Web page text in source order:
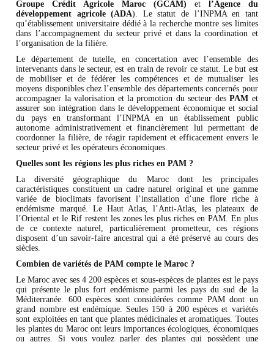
Groupe Crédit Agricole Maroc (GCAM) et l’Agence du
développement agricole (ADA). Le statut de l’INPMA en tant
qu’établissement universitaire dédié à la recherche montre ses limites
dans l’accompagnement du secteur privé et dans la coordination et
l’organisation de la filière.
Le département de tutelle, en concertation avec l’ensemble des
intervenants dans le secteur, est en train de revoir ce statut. Le but est
de mobiliser et de fédérer les compétences et de mutualiser les
moyens disponibles chez l’ensemble des départements concernés pour
accompagner la valorisation et la promotion du secteur desPAM et
assurer son intégration dans le développement économique et social
du pays en transformant l’INPMA en un établissement public
autonome administrativement et financièrement lui permettant de
coordonner la filière, de réagir rapidement et efficacement envers le
secteur privé et les opérateurs économiques.
Quelles sont les régions les plus riches en PAM ?
La diversité géographique du Maroc dont les principales
caractéristiques constituent un cadre naturel original et une gamme
variée de bioclimats favorisent l’installation d’une flore riche à
endémisme marqué. Le Haut Atlas, l’Anti-Atlas, les plateaux de
l’Oriental et le Rif restent les zones les plus riches en PAM. En plus
de ce contexte naturel, particulièrement prometteur, ces régions
disposent d’un savoir-faire ancestral qui a été préservé au cours des
siècles.
Combien de variétés de PAM compte le Maroc ?
Le Maroc avec ses 4 200 espèces et sous-espèces de plantes est le pays
qui présente le plus fort endémisme parmi les pays du sud de la
Méditerranée. 600 espèces sont considérées comme PAM dont un
grand nombre est endémique. Seules 150 à 200 espèces et variétés
sont exploitées en tant que plantes médicinales et aromatiques. Toutes
les plantes du Maroc ont leurs importances écologiques, économiques
ou autres. Si vous voulez parler des plantes qui possèdent une